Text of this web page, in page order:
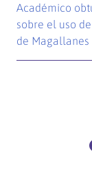
Académico
sobre el uso
de Magallanes